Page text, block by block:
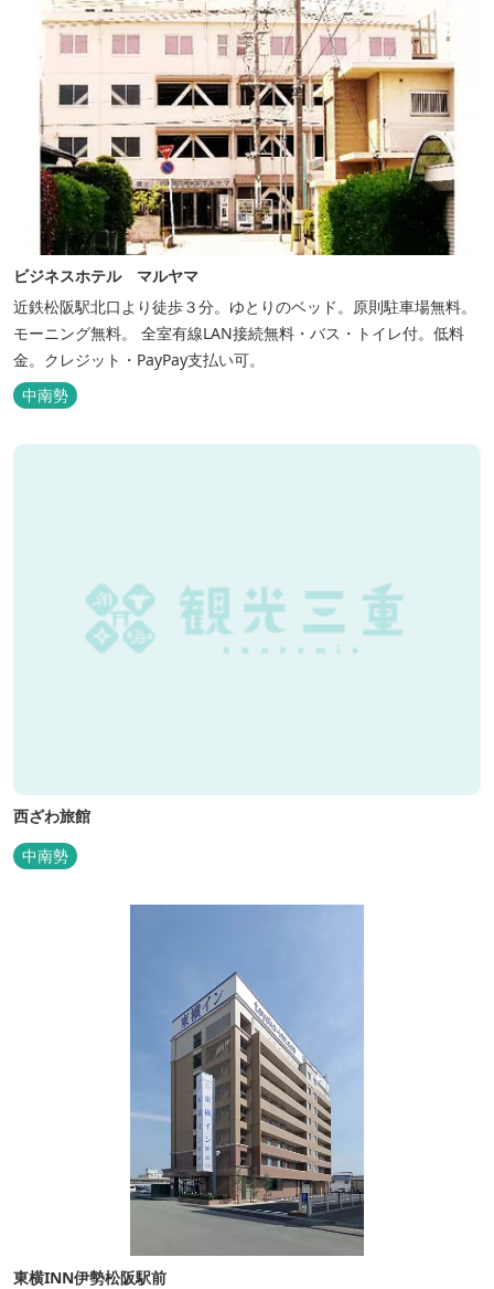
ビジネスホテル マルヤマ
近鉄松阪駅北口より徒歩３分。ゆとりのベッド。原則駐車場無料。
モーニング無料。 全室有線LAN接続無料・バス・トイレ付。低料
金。クレジット・PayPay支払い可。
中南勢
西ざわ旅館
中南勢
東横INN伊勢松阪駅前